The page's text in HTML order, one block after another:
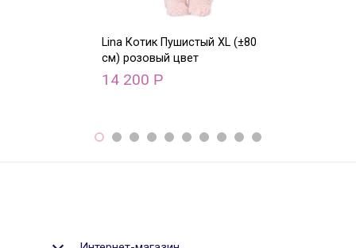
Lina Котик Пушистый XL (±80
см) розовый цвет
14 200 Р